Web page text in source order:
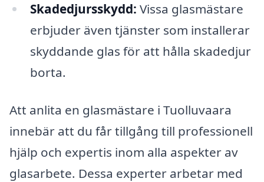
Skadedjursskydd: Vissa glasmästare
erbjuder även tjänster som installerar
skyddande glas för att hålla skadedjur
borta.
Att anlita en glasmästare i Tuolluvaara
innebär att du får tillgång till professionell
hjälp och expertis inom alla aspekter av
glasarbete. Dessa experter arbetar med